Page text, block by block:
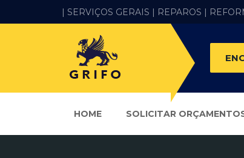
| SERVIÇOS GERAIS | REPAROS |
HOME SOLICITAR